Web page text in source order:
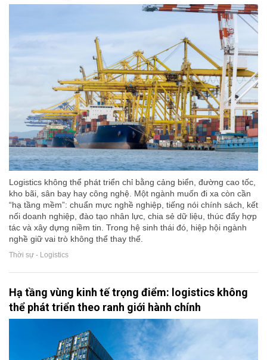
Logistics không thể phát triển chỉ bằng cảng biển, đường cao tốc,
kho bãi, sân bay hay công nghệ. Một ngành muốn đi xa còn cần
“hạ tầng mềm”: chuẩn mực nghề nghiệp, tiếng nói chính sách, kết
nối doanh nghiệp, đào tạo nhân lực, chia sẻ dữ liệu, thúc đẩy hợp
tác và xây dựng niềm tin. Trong hệ sinh thái đó, hiệp hội ngành
nghề giữ vai trò không thể thay thế.
Thời sự - Logistics
Hạ tầng vùng kinh tế trọng điểm: logistics không
thể phát triển theo ranh giới hành chính